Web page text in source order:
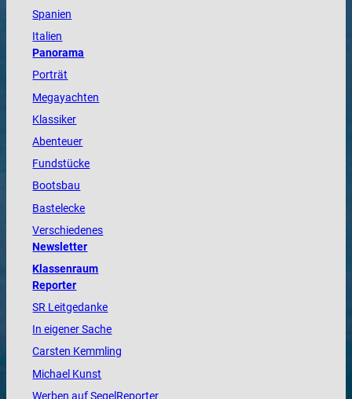
Spanien
Italien
Panorama
Porträt
Megayachten
Klassiker
Abenteuer
Fundstücke
Bootsbau
Bastelecke
Verschiedenes
Newsletter
Klassenraum
Reporter
SR Leitgedanke
In eigener Sache
Carsten Kemmling
Michael Kunst
Werben auf SegelReporter